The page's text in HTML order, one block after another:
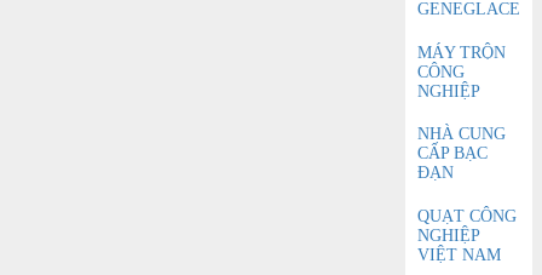
GENEGLACE
MÁY TRỘN
CÔNG
NGHIỆP
NHÀ CUNG
CẤP BẠC
ĐẠN
QUẠT CÔNG
NGHIỆP
VIỆT NAM